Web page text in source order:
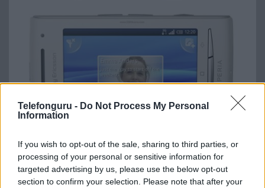
Telefonguru - Do Not Process My Personal
Information
If you wish to opt-out of the sale, sharing to third parties, or
processing of your personal or sensitive information for
targeted advertising by us, please use the below opt-out
section to confirm your selection. Please note that after your
Böngésszen tovább legfrissebb híreink között!